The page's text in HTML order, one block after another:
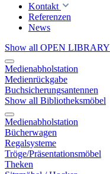
Kontakt
Referenzen
News
Show all OPEN LIBRARY
Medienabholstation
Medienrückgabe
Buchsicherungsantennen
Show all Bibliotheksmöbel
Medienabholstation
Bücherwagen
Regalsysteme
Tröge/Präsentationsmöbel
Theken